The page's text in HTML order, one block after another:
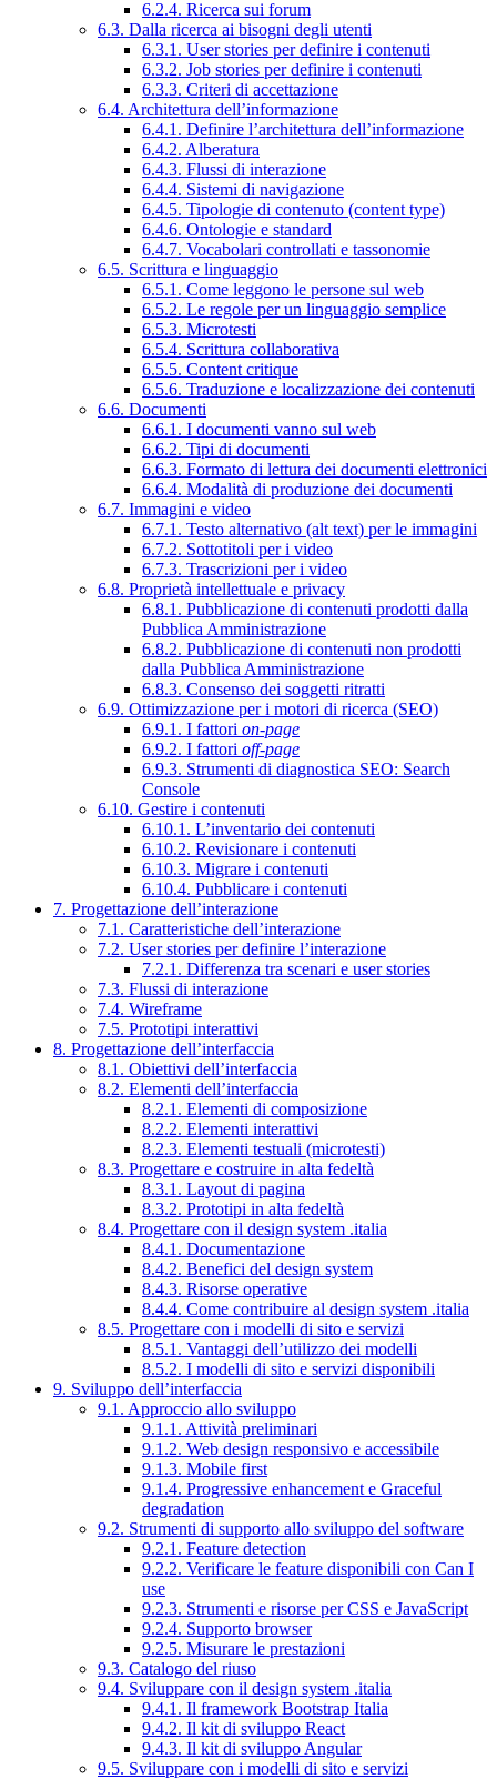
6.2.4. Ricerca sui forum
6.3. Dalla ricerca ai bisogni degli utenti
6.3.1. User stories per definire i contenuti
6.3.2. Job stories per definire i contenuti
6.3.3. Criteri di accettazione
6.4. Architettura dell’informazione
6.4.1. Definire l’architettura dell’informazione
6.4.2. Alberatura
6.4.3. Flussi di interazione
6.4.4. Sistemi di navigazione
6.4.5. Tipologie di contenuto (content type)
6.4.6. Ontologie e standard
6.4.7. Vocabolari controllati e tassonomie
6.5. Scrittura e linguaggio
6.5.1. Come leggono le persone sul web
6.5.2. Le regole per un linguaggio semplice
6.5.3. Microtesti
6.5.4. Scrittura collaborativa
6.5.5. Content critique
6.5.6. Traduzione e localizzazione dei contenuti
6.6. Documenti
6.6.1. I documenti vanno sul web
6.6.2. Tipi di documenti
6.6.3. Formato di lettura dei documenti elettronici
6.6.4. Modalità di produzione dei documenti
6.7. Immagini e video
6.7.1. Testo alternativo (alt text) per le immagini
6.7.2. Sottotitoli per i video
6.7.3. Trascrizioni per i video
6.8. Proprietà intellettuale e privacy
6.8.1. Pubblicazione di contenuti prodotti dalla
Pubblica Amministrazione
6.8.2. Pubblicazione di contenuti non prodotti
dalla Pubblica Amministrazione
6.8.3. Consenso dei soggetti ritratti
6.9. Ottimizzazione per i motori di ricerca (SEO)
6.9.1. I fattori on-page
6.9.2. I fattori off-page
6.9.3. Strumenti di diagnostica SEO: Search
Console
6.10. Gestire i contenuti
6.10.1. L’inventario dei contenuti
6.10.2. Revisionare i contenuti
6.10.3. Migrare i contenuti
6.10.4. Pubblicare i contenuti
7. Progettazione dell’interazione
7.1. Caratteristiche dell’interazione
7.2. User stories per definire l’interazione
7.2.1. Differenza tra scenari e user stories
7.3. Flussi di interazione
7.4. Wireframe
7.5. Prototipi interattivi
8. Progettazione dell’interfaccia
8.1. Obiettivi dell’interfaccia
8.2. Elementi dell’interfaccia
8.2.1. Elementi di composizione
8.2.2. Elementi interattivi
8.2.3. Elementi testuali (microtesti)
8.3. Progettare e costruire in alta fedeltà
8.3.1. Layout di pagina
8.3.2. Prototipi in alta fedeltà
8.4. Progettare con il design system .italia
8.4.1. Documentazione
8.4.2. Benefici del design system
8.4.3. Risorse operative
8.4.4. Come contribuire al design system .italia
8.5. Progettare con i modelli di sito e servizi
8.5.1. Vantaggi dell’utilizzo dei modelli
8.5.2. I modelli di sito e servizi disponibili
9. Sviluppo dell’interfaccia
9.1. Approccio allo sviluppo
9.1.1. Attività preliminari
9.1.2. Web design responsivo e accessibile
9.1.3. Mobile first
9.1.4. Progressive enhancement e Graceful
degradation
9.2. Strumenti di supporto allo sviluppo del software
9.2.1. Feature detection
9.2.2. Verificare le feature disponibili con Can I
use
9.2.3. Strumenti e risorse per CSS e JavaScript
9.2.4. Supporto browser
9.2.5. Misurare le prestazioni
9.3. Catalogo del riuso
9.4. Sviluppare con il design system .italia
9.4.1. Il framework Bootstrap Italia
9.4.2. Il kit di sviluppo React
9.4.3. Il kit di sviluppo Angular
9.5. Sviluppare con i modelli di sito e servizi